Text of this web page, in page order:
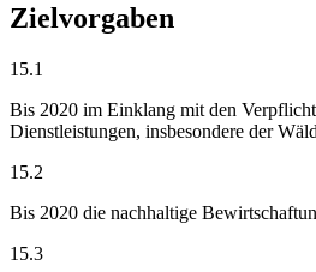
Zielvorgaben
15.1
Bis 2020 im Einklang mit den
Dienstleistungen, insbesondere der
15.2
Bis 2020 die nachhaltige
15.3